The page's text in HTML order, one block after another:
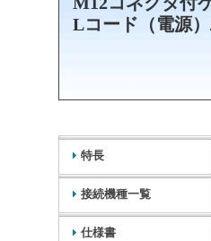
Lコード（電源
特長
接続機種一覧
仕様書